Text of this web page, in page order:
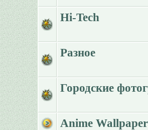
Hi-Tech
Разное
Городские
Anime